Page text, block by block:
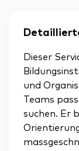
Dieser
und
Teams
suchen. Er